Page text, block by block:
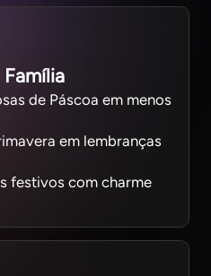
Família
de Páscoa em menos
em lembranças
festivos com charme